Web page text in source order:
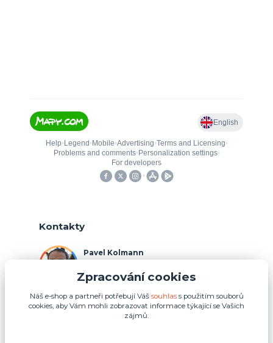
Kontakty
Pavel Kolmann
(Po-Ne, 8:00-17:00 hod.)
p.kolmann@coolplays.cz
Zpracování cookies
Náš e-shop a partneři potřebují Váš souhlass použitím souborů
cookies, aby Vám mohli zobrazovat informace týkající se Vašich
zájmů.